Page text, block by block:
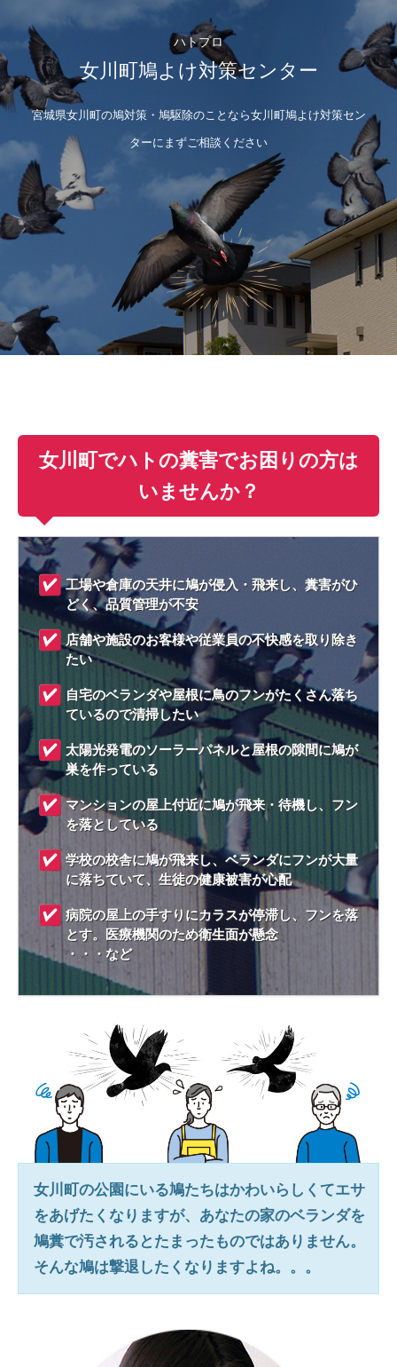
ハトプロ
女川町鳩よけ対策センター
宮城県女川町の鳩対策・鳩駆除のことなら女川町鳩よけ対策セン
ターにまずご相談ください
女川町でハトの糞害でお困りの方は
いませんか？
工場や倉庫の天井に鳩が侵入・飛来し、糞害がひ
どく、品質管理が不安
店舗や施設のお客様や従業員の不快感を取り除き
たい
自宅のベランダや屋根に鳥のフンがたくさん落ち
ているので清掃したい
太陽光発電のソーラーパネルと屋根の隙間に鳩が
巣を作っている
マンションの屋上付近に鳩が飛来・待機し、フン
を落としている
学校の校舎に鳩が飛来し、ベランダにフンが大量
に落ちていて、生徒の健康被害が心配
病院の屋上の手すりにカラスが停滞し、フンを落
とす。医療機関のため衛生面が懸念
・・・など
女川町の公園にいる鳩たちはかわいらしくてエサ
をあげたくなりますが、あなたの家のベランダを
鳩糞で汚されるとたまったものではありません。
そんな鳩は撃退したくなりますよね。。。